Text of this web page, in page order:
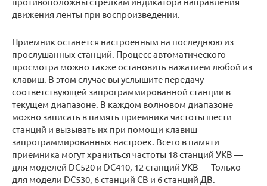
движения ленты при воспроизведении.
Приемник останется настроенным на последнюю из
прослушанных станций. Процесс автоматического
просмотра можно также остановить нажатием любой из
клавиш. В этом случае вы услышите передачу
соответствующей запрограммированной станции в
текущем диапазоне. В каждом волновом диапазоне
можно записать в память приемника частоты шести
станций и вызывать их при помощи клавиш
запрограммированных настроек. Всего в памяти
приемника могут храниться частоты 18 станций УКВ —
для моделей DC520 и DC410, 12 станций УКВ — Только
для модели DC530, 6 станций СВ и 6 станций ДВ.